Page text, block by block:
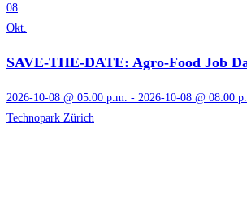
08
Okt.
SAVE-THE-DATE: Agro-Food Job
2026-10-08 @ 05:00 p.m. - 2026-10-08 @ 08:00
Technopark Zürich